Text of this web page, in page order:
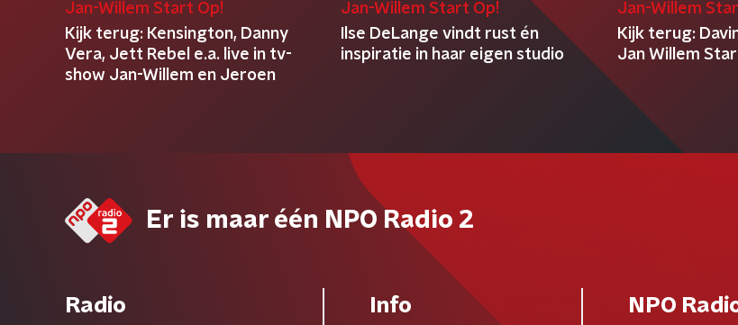
Jan-Willem Start Op!
Kijk terug: Kensington, Danny
Vera, Jett Rebel e.a. live in tv-
show Jan-Willem en Jeroen
Jan-Willem Start Op!
Ilse DeLange vindt rust én
inspiratie in haar eigen studio
Jan-Willem
Kijk terug:
Jan Willem
Er is maar één NPO Radio 2
Radio Info NPO